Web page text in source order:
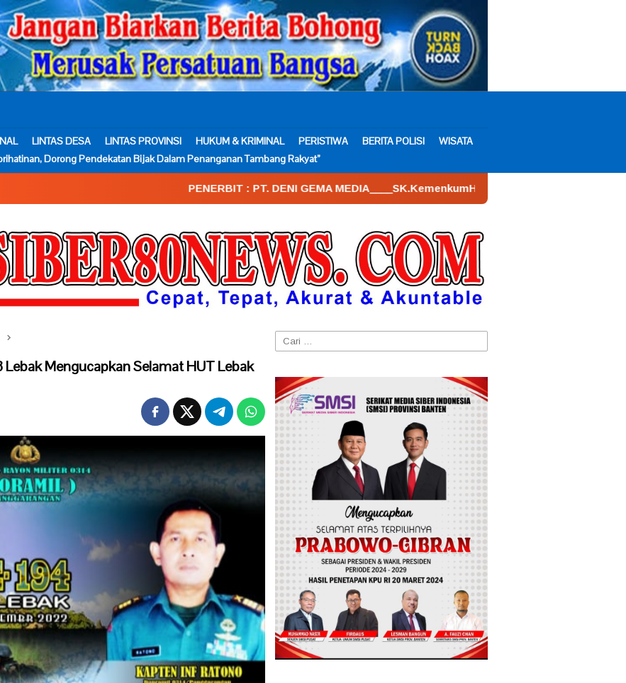
LINTAS DESA LINTAS PROVINSI HUKUM & KRIMINAL PERISTIWA BERITA POLISI
WISATA
Dorong Pendekatan Bijak Dalam Penanganan Tambang Rakyat”
PENERBIT : PT. DENI GEMA MEDIA____SK.KemenkumHam : AHU – 026590.AH.01.30.___Tahun
Mengucapkan Selamat HUT Lebak
Cari
untuk: